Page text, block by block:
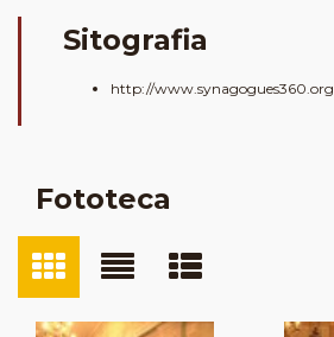
Sitografia
http://www.synagogues360.org
Fototeca